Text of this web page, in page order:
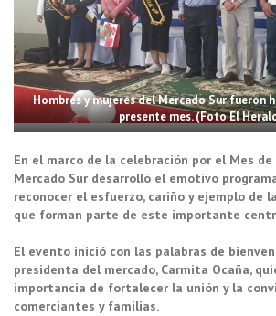
Hombres y mujeres del Mercado Sur fueron
presente mes. (Foto El
En el marco de la celebración por el Mes
Mercado Sur desarrolló el emotivo
reconocer el esfuerzo, cariño y ejemplo de
que forman parte de este importante
El evento inició con las palabras de
presidenta del mercado, Carmita Ocaña,
importancia de fortalecer la unión y la
comerciantes y familias.